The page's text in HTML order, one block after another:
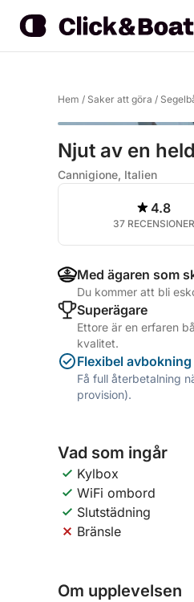
Hem / Saker att göra /
Njut av en
Cannigione, Italien
4.8
37 RECENSIONER
Med ägaren som
Du kommer att bli
Superägare
Ettore är en erfaren
kvalitet.
Flexibel avbokning
Få full återbetalning
provision).
Vad som ingår
Kylbox
WiFi ombord
Slutstädning
Bränsle
Om upplevelsen